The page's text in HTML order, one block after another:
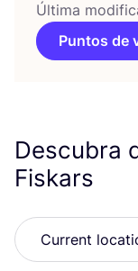
Última
Puntos de
Descubra
Fiskars